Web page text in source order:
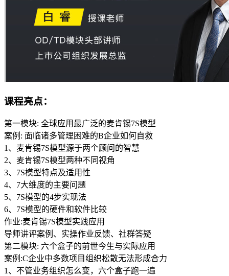
课程亮点：
第一模块: 全球应用最广泛的麦肯锡7S模型
案例: 面临诸多管理困难的B企业如何自救
1、麦肯锡7S模型源于两个顾问的智慧
2、麦肯锡7S模型两种不同视角
3、7S模型特点及适用性
4、7大维度的主要问题
5、7S模型的4步实现法
6、7S模型的硬件和软件比较
作业:麦肯锡7S模型实践应用
导师讲评案例、实操作业反馈、社群答疑
第二模块: 六个盒子的前世今生与实际应用
案例:C企业中多数项目组织松散无法形成合力
1、不管业务组织怎么变，六个盒子跑一遍